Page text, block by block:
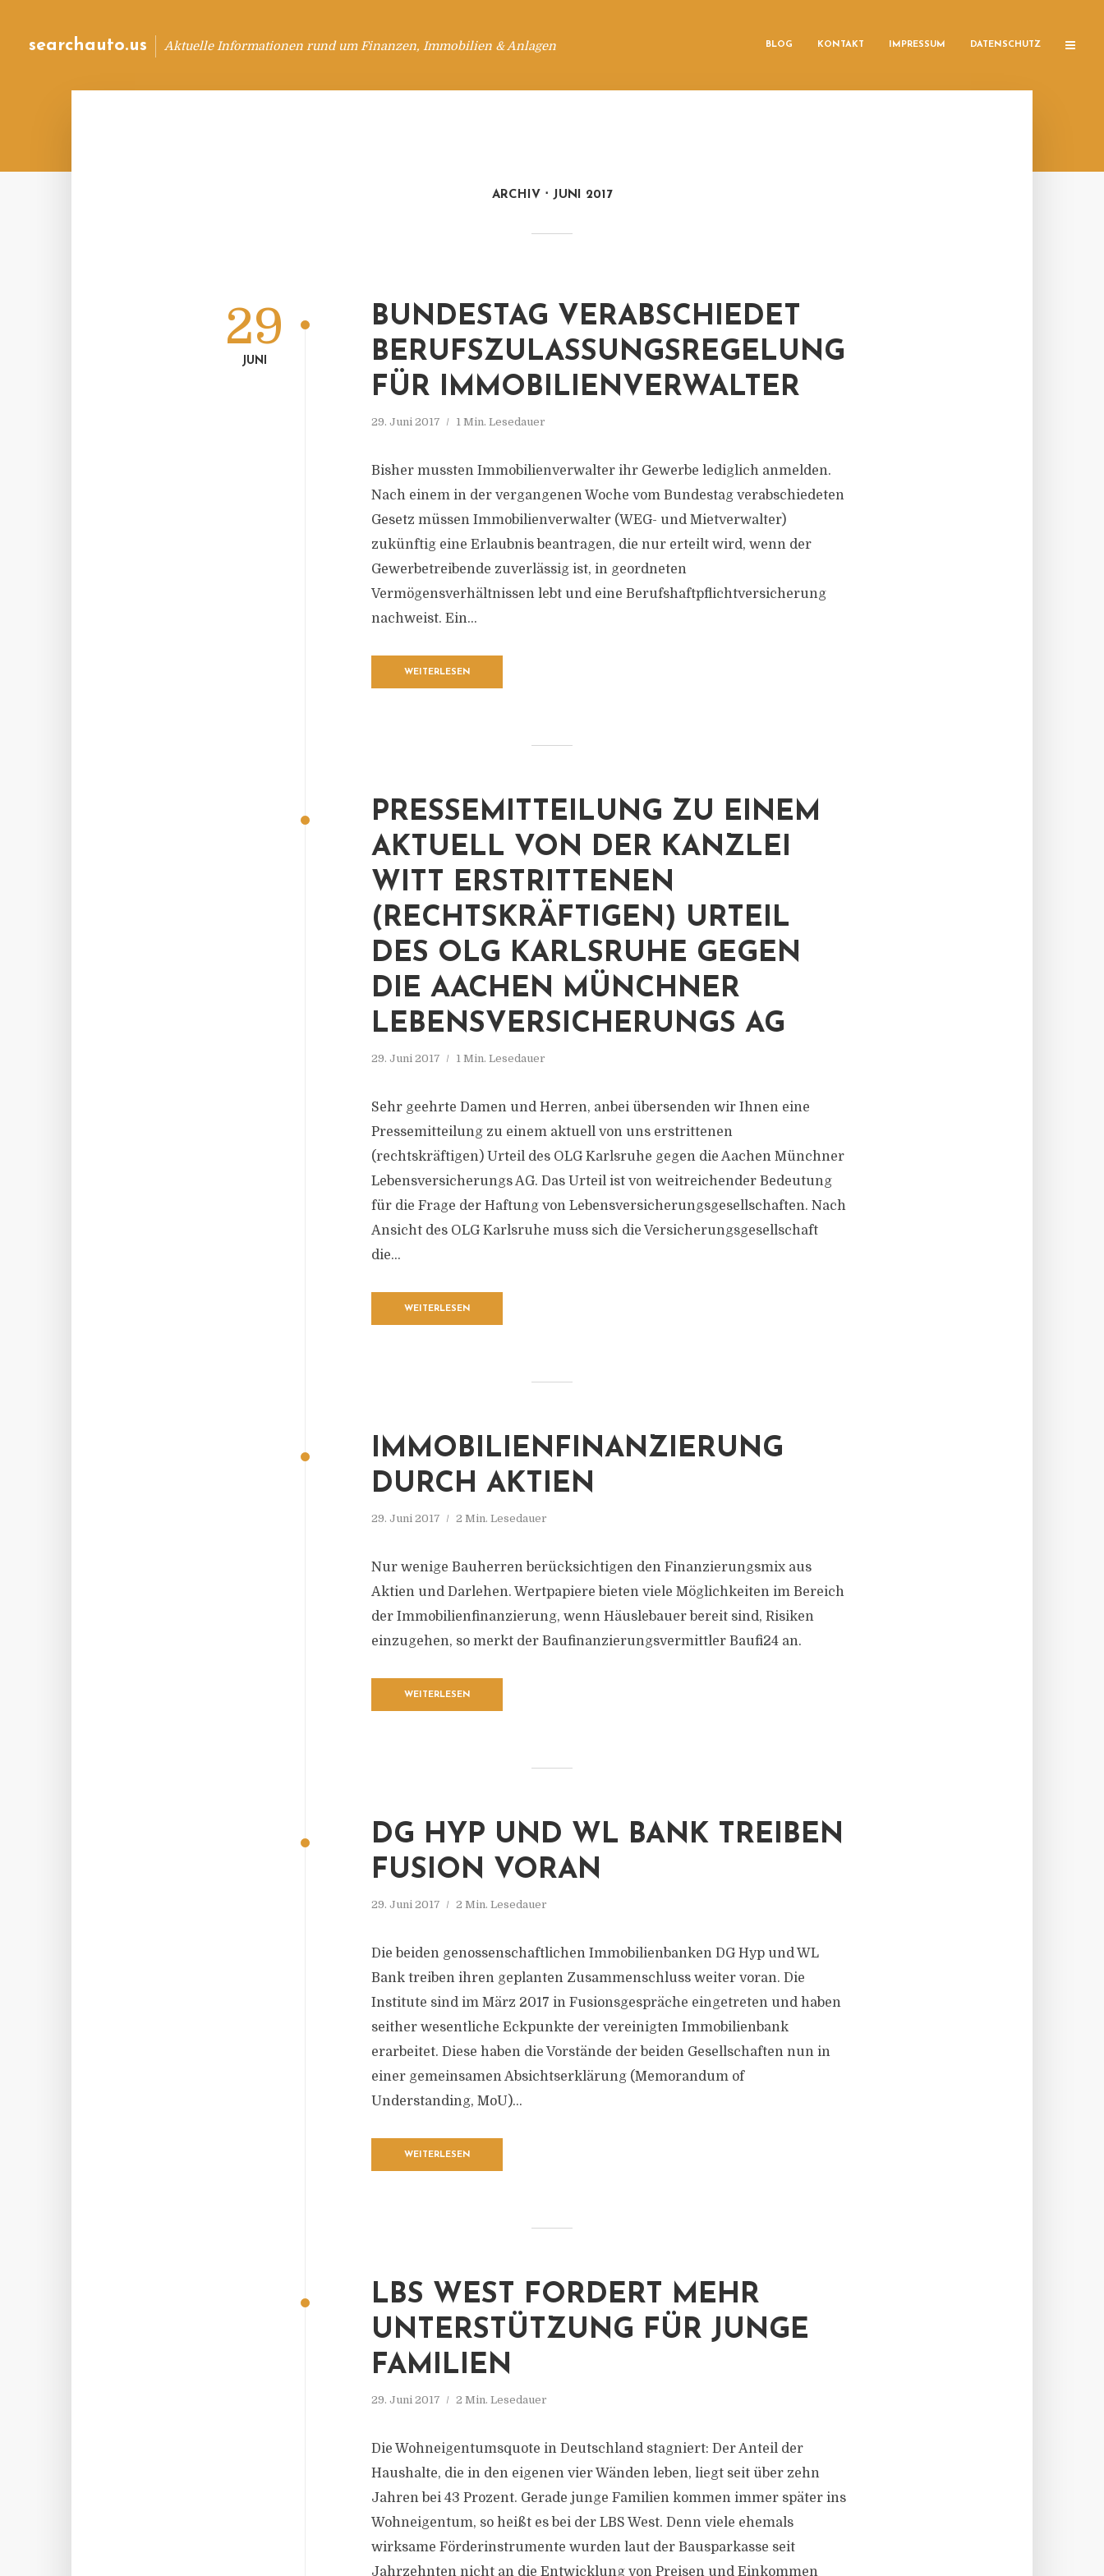
searchauto.us Aktuelle Informationen rund um Finanzen, Immobilien & Anlagen BLOG KONTAKT IMPRESSUM DATENSCHUTZ
ARCHIV JUNI 2017
BUNDESTAG VERABSCHIEDET
BERUFSZULASSUNGSREGELUNG
FÜR IMMOBILIENVERWALTER
29. Juni 2017 1 Min. Lesedauer
29
JUNI
Bisher mussten Immobilienverwalter ihr Gewerbe lediglich anmelden.
Nach einem in der vergangenen Woche vom Bundestag verabschiedeten
Gesetz müssen Immobilienverwalter (WEG- und Mietverwalter)
zukünftig eine Erlaubnis beantragen, die nur erteilt wird, wenn der
Gewerbetreibende zuverlässig ist, in geordneten
Vermögensverhältnissen lebt und eine Berufshaftpflichtversicherung
nachweist. Ein...
WEITERLESEN
PRESSEMITTEILUNG ZU EINEM
AKTUELL VON DER KANZLEI
WITT ERSTRITTENEN
(RECHTSKRÄFTIGEN) URTEIL
DES OLG KARLSRUHE GEGEN
DIE AACHEN MÜNCHNER
LEBENSVERSICHERUNGS AG
29. Juni 2017 1 Min. Lesedauer
Sehr geehrte Damen und Herren, anbei übersenden wir Ihnen eine
Pressemitteilung zu einem aktuell von uns erstrittenen
(rechtskräftigen) Urteil des OLG Karlsruhe gegen die Aachen Münchner
Lebensversicherungs AG. Das Urteil ist von weitreichender Bedeutung
für die Frage der Haftung von Lebensversicherungsgesellschaften. Nach
Ansicht des OLG Karlsruhe muss sich die Versicherungsgesellschaft
die...
WEITERLESEN
IMMOBILIENFINANZIERUNG
DURCH AKTIEN
29. Juni 2017 2 Min. Lesedauer
Nur wenige Bauherren berücksichtigen den Finanzierungsmix aus
Aktien und Darlehen. Wertpapiere bieten viele Möglichkeiten im Bereich
der Immobilienfinanzierung, wenn Häuslebauer bereit sind, Risiken
einzugehen, so merkt der Baufinanzierungsvermittler Baufi24 an.
WEITERLESEN
DG HYP UND WL BANK TREIBEN
FUSION VORAN
29. Juni 2017 2 Min. Lesedauer
Die beiden genossenschaftlichen Immobilienbanken DG Hyp und WL
Bank treiben ihren geplanten Zusammenschluss weiter voran. Die
Institute sind im März 2017 in Fusionsgespräche eingetreten und haben
seither wesentliche Eckpunkte der vereinigten Immobilienbank
erarbeitet. Diese haben die Vorstände der beiden Gesellschaften nun in
einer gemeinsamen Absichtserklärung (Memorandum of
Understanding, MoU)...
WEITERLESEN
LBS WEST FORDERT MEHR
UNTERSTÜTZUNG FÜR JUNGE
FAMILIEN
29. Juni 2017 2 Min. Lesedauer
Die Wohneigentumsquote in Deutschland stagniert: Der Anteil der
Haushalte, die in den eigenen vier Wänden leben, liegt seit über zehn
Jahren bei 43 Prozent. Gerade junge Familien kommen immer später ins
Wohneigentum, so heißt es bei der LBS West. Denn viele ehemals
wirksame Förderinstrumente wurden laut der Bausparkasse seit
Jahrzehnten nicht an die Entwicklung von Preisen und Einkommen